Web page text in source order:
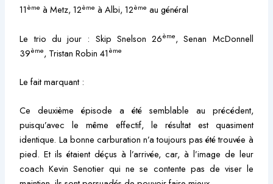
11ème à Metz, 12ème à Albi, 12ème au général
Le trio du jour : Skip Snelson 26ème, Senan McDonnell
39ème, Tristan Robin 41ème
Le fait marquant :
Ce deuxième épisode a été semblable au précédent,
puisqu’avec le même effectif, le résultat est quasiment
identique. La bonne carburation n’a toujours pas été trouvée à
pied. Et ils étaient déçus à l’arrivée, car, à l’image de leur
coach Kevin Senotier qui ne se contente pas de viser le